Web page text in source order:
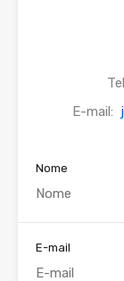
E-mail:
Nome
E-mail